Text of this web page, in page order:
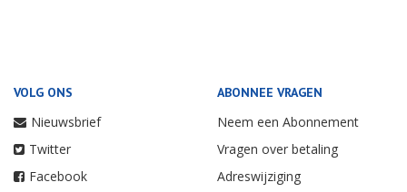
VOLG ONS
Nieuwsbrief
Twitter
Facebook
ABONNEE VRAGEN
Neem een Abonnement
Vragen over betaling
Adreswijziging